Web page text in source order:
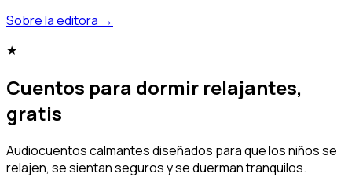
Sobre la editora →
★
Cuentos para dormir relajantes,
gratis
Audiocuentos calmantes diseñados para que los niños se
relajen, se sientan seguros y se duerman tranquilos.